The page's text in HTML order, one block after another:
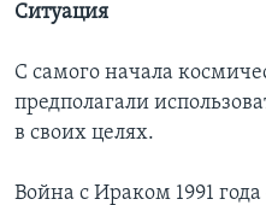
Ситуация
С самого начала
предполагали
в своих целях.
Война с Ираком 1991